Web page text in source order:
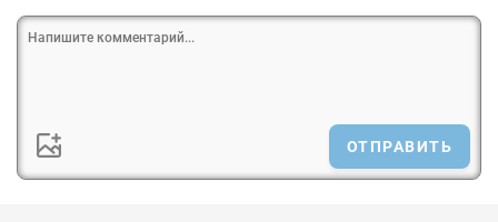
ОТПРАВИТЬ